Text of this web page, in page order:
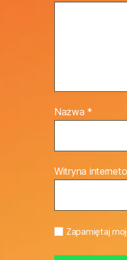
Nazwa *
Witryna
Zapamiętaj